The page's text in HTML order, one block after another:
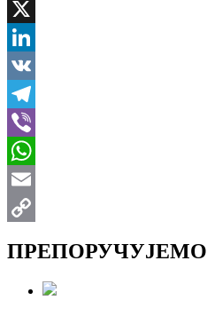
Facebook
X
LinkedIn
VK
Telegram
Viber
WhatsApp
Email
ПРЕПОРУЧУЈЕМО